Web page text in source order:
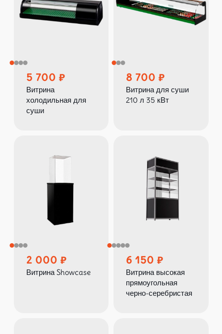
5 700
Витрина
холодильная для
суши
8 700
Витрина для суши
210 л 35 кВт
2 000
Витрина Showcase
6 150
Витрина высокая
прямоугольная
черно-серебристая